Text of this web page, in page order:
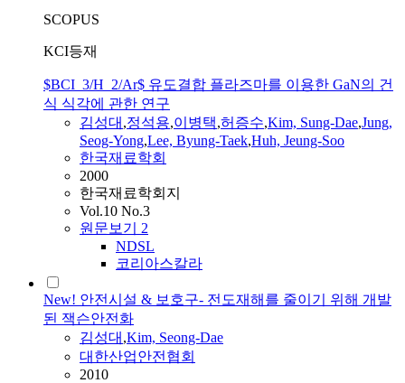
SCOPUS
KCI등재
$BCI_3/H_2/Ar$ 유도결합 플라즈마를 이용한 GaN의 건
식 식각에 관한 연구
김성대 ,정석용,이병택,허증수,Kim, Sung-Dae,Jung,
Seog-Yong,Lee, Byung-Taek,Huh, Jeung-Soo
한국재료학회
2000
한국재료학회지
Vol.10 No.3
원문보기 2
NDSL
코리아스칼라
New! 안전시설 & 보호구- 전도재해를 줄이기 위해 개발
된 잭슨안전화
김성대 ,Kim, Seong-Dae
대한산업안전협회
2010